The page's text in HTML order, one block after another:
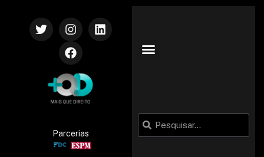
Parcerias